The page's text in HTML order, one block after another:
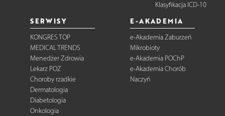
Klasyfikacja ICD-10
SERWISY
KONGRES TOP
MEDICAL TRENDS
Menedżer Zdrowia
Lekarz POZ
Choroby rzadkie
Dermatologia
Diabetologia
Onkologia
E-AKADEMIA
e-Akademia Zaburzeń
Mikrobioty
e-Akademia POChP
e-Akademia Chorób
Naczyń